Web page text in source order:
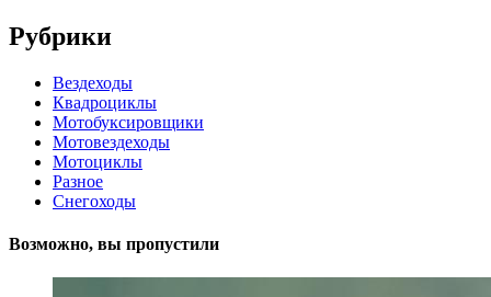
Рубрики
Вездеходы
Квадроциклы
Мотобуксировщики
Мотовездеходы
Мотоциклы
Разное
Снегоходы
Возможно, вы пропустили